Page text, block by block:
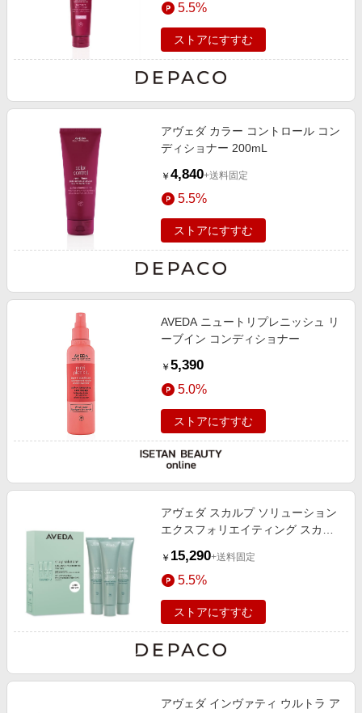
5.5%
ストアにすすむ
アヴェダ カラー コントロール コン
ディショナー 200mL
￥ 4,840+送料固定
5.5%
ストアにすすむ
AVEDA ニュートリプレニッシュ リ
ーブイン コンディショナー
￥ 5,390
5.0%
ストアにすすむ
アヴェダ スカルプ ソリューション
エクスフォリエイティング スカル
150mLX3
￥ 15,290+送料固定
5.5%
ストアにすすむ
アヴェダ インヴァティ ウルトラ ア